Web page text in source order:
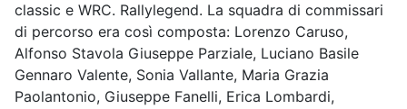
classic e WRC. Rallylegend. La squadra di commissari
di percorso era così composta: Lorenzo Caruso,
Alfonso Stavola Giuseppe Parziale, Luciano Basile
Gennaro Valente, Sonia Vallante, Maria Grazia
Paolantonio, Giuseppe Fanelli, Erica Lombardi,